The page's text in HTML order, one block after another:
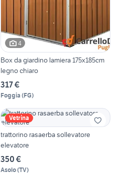
4
Box da giardino lamiera 175x185cm
legno chiaro
317 €
Foggia (FG)
Vetrina
trattorino rasaerba sollevatore
elevatore
350 €
Asolo(TV)